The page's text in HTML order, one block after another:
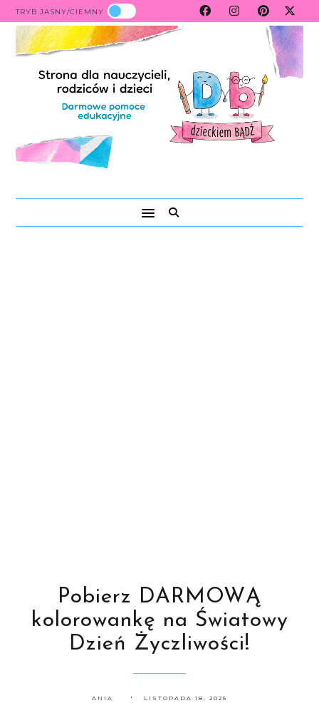
TRYB JASNY/CIEMNY
Pobierz DARMOWĄ
kolorowankę na Światowy
Dzień Życzliwości!
ANIA LISTOPADA 18, 2025